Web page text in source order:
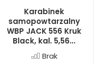
Karabinek
samopowtarzalny
WBP JACK 556 Kruk
Black, kal. 5,56...
Brak